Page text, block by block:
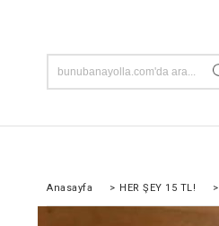
Anasayfa > HER ŞEY 15 TL! >